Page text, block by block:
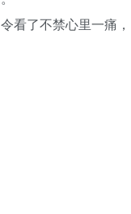
看了不禁心里一痛，